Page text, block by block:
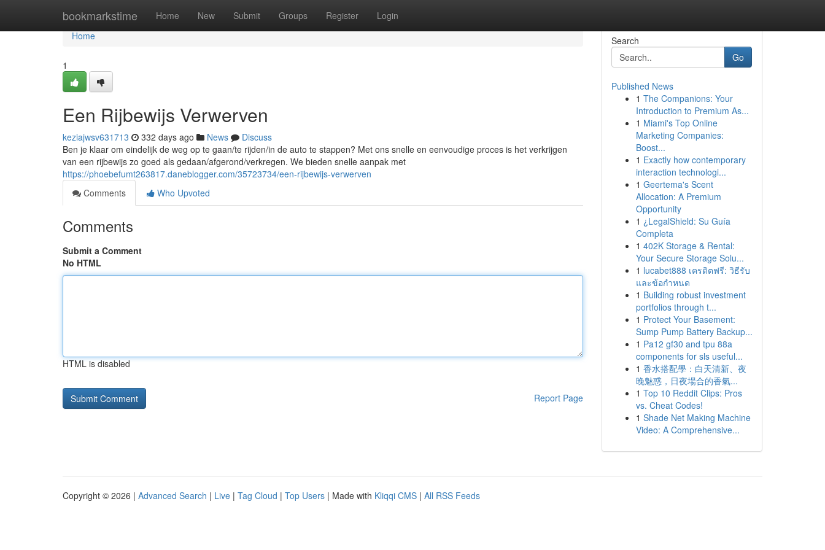
bookmarkstime Home New Submit Groups Register Login
Home
Home
1
Een Rijbewijs Verwerven
keziajwsv631713 332 days ago News
Discuss
Ben je klaar om eindelijk de weg op te gaan/te rijden/in de auto te stappen? Met ons snelle en eenvoudige proces is het verkrijgen
van een rijbewijs zo goed als gedaan/afgerond/verkregen. We bieden snelle aanpak met
https://phoebefumt263817.daneblogger.com/35723734/een-rijbewijs-verwerven
Comments
Who Upvoted
Comments
Submit a Comment
No HTML
HTML is disabled
Report Page
Search
Go
Published News
1 The Companions: Your
Introduction to Premium As...
1 Miami's Top Online
Marketing Companies:
Boost...
1 Exactly how contemporary
interaction technologi...
1 Geertema's Scent
Allocation: A Premium
Opportunity
1 ¿LegalShield: Su Guía
Completa
1 402K Storage & Rental:
Your Secure Storage Solu...
1 lucabet888 เครดิตฟรี: วิธีรับ
และข้อกำหนด
1 Building robust investment
portfolios through t...
1 Protect Your Basement:
Sump Pump Battery Backup...
1 Pa12 gf30 and tpu 88a
components for sls useful...
1 香水搭配學：白天清新、夜
晚魅惑，日夜場合的香氣...
1 Top 10 Reddit Clips: Pros
vs. Cheat Codes!
1 Shade Net Making Machine
Video: A Comprehensive...
Copyright © 2026 | Advanced Search | Live | Tag Cloud | Top Users | Made with Kliqqi CMS | All RSS Feeds